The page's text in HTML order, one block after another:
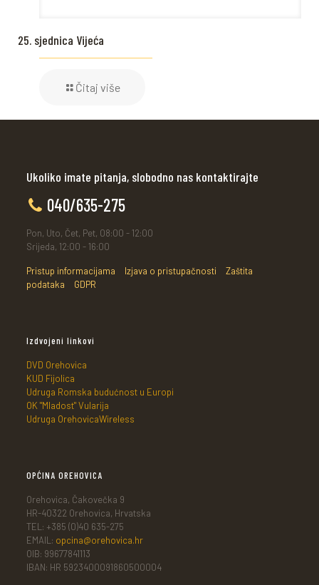
25. sjednica Vijeća
Čitaj više
Ukoliko imate pitanja, slobodno nas kontaktirajte
040/635-275
Pon, Uto, Čet, Pet, 08:00 - 12:00
Srijeda, 12:00 - 16:00
Pristup informacijama Izjava o pristupačnosti
Zaštita
podataka
GDPR
Izdvojeni linkovi
DVD Orehovica
KUD Fijolica
Udruga Romska budućnost u Europi
OK "Mladost" Vularija
Udruga OrehovicaWireless
OPĆINA OREHOVICA
Orehovica, Čakovečka 9
HR-40322 Orehovica, Hrvatska
TEL: +385 (0)40 635-275
EMAIL: opcina@orehovica.hr
OIB: 99677841113
IBAN: HR 5923400091860500004